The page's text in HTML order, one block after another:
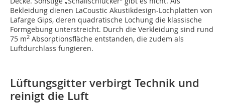
Bekleidung dienen LaCoustic Akustikdesign-Lochplatten von
Lafarge Gips, deren quadratische Lochung die klassische
Formgebung unterstreicht. Durch die Verkleidung sind rund
75 m2 Absorptionsfläche entstanden, die zudem als
Luftdurchlass fungieren.
Lüftungsgitter verbirgt Technik und
reinigt die Luft